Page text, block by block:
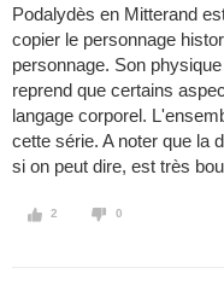
Podalydès en Mitterand
copier le personnage
personnage. Son
reprend que certains
langage corporel.
cette série. A noter que la
si on peut dire, est très
2 0